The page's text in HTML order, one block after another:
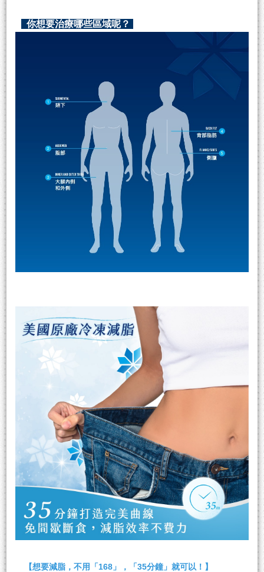
你想要治療哪些區域呢？
【想要減脂，不用「168」，「35分鐘」就可以！】